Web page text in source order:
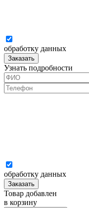
обработку данных
Заказать
Узнать подробности
обработку данных
Заказать
Товар добавлен
в корзину